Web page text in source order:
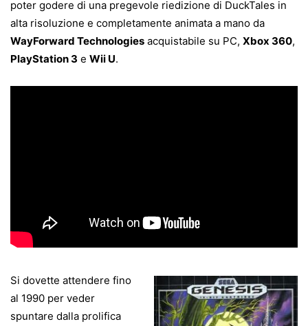
poter godere di una pregevole riedizione di DuckTales in
alta risoluzione e completamente animata a mano da
WayForward Technologies acquistabile su PC, Xbox 360,
PlayStation 3 e Wii U.
Si dovette attendere fino
al 1990 per veder
spuntare dalla prolifica